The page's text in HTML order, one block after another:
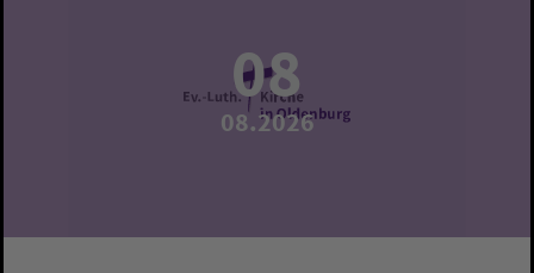
08
08.2026